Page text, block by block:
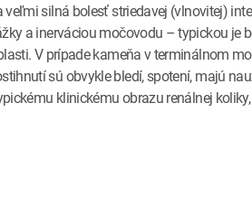
silná bolesť striedavej (vlnovitej)
a inerváciou močovodu – typickou je
V prípade kameňa v terminálnom
sú obvykle bledí, spotení, majú
klinickému obrazu renálnej